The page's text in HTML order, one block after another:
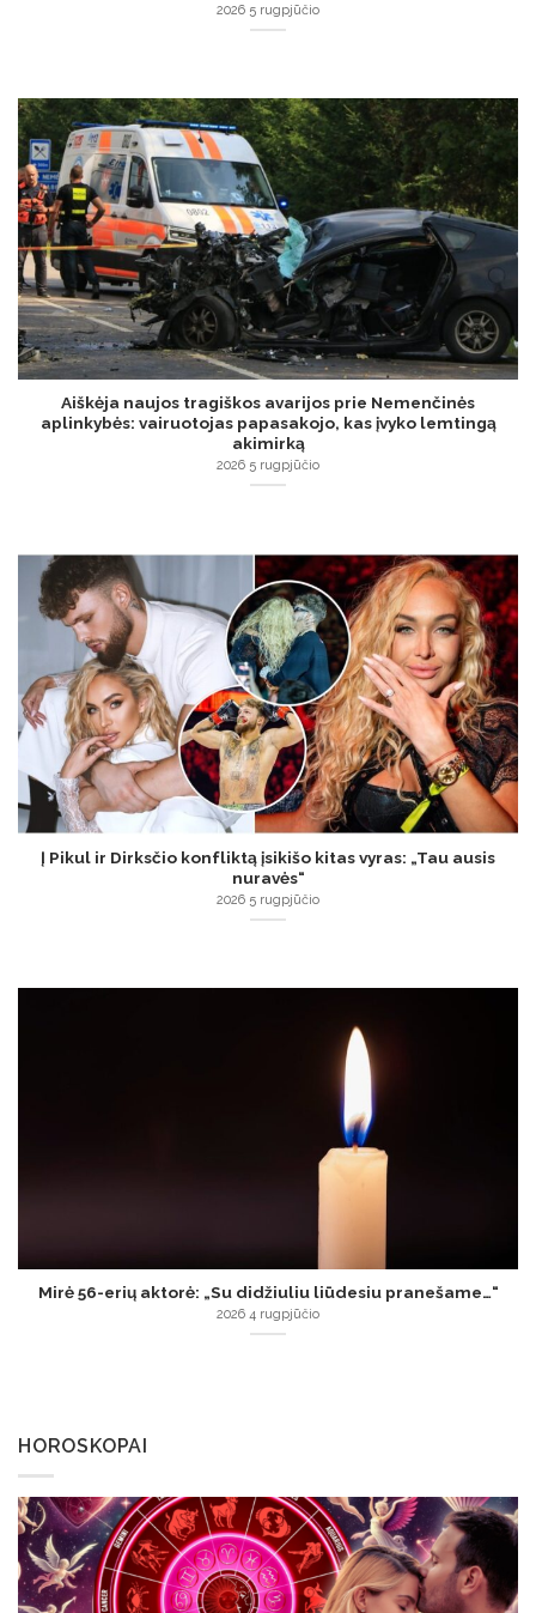
2026 5 rugpjūčio
Aiškėja naujos tragiškos avarijos prie Nemenčinės
aplinkybės: vairuotojas papasakojo, kas įvyko lemtingą
akimirką
2026 5 rugpjūčio
Į Pikul ir Dirksčio konfliktą įsikišo kitas vyras: „Tau ausis
nuravės“
2026 5 rugpjūčio
Mirė 56-erių aktorė: „Su didžiuliu liūdesiu pranešame…“
2026 4 rugpjūčio
HOROSKOPAI